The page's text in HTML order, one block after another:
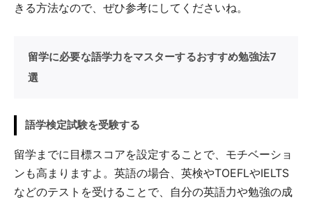
きる方法なので、ぜひ参考にしてくださいね。
留学に必要な語学力をマスターするおすすめ勉強法7
選
語学検定試験を受験する
留学までに目標スコアを設定することで、モチベーショ
ンも高まりますよ。英語の場合、英検やTOEFLやIELTS
などのテストを受けることで、自分の英語力や勉強の成